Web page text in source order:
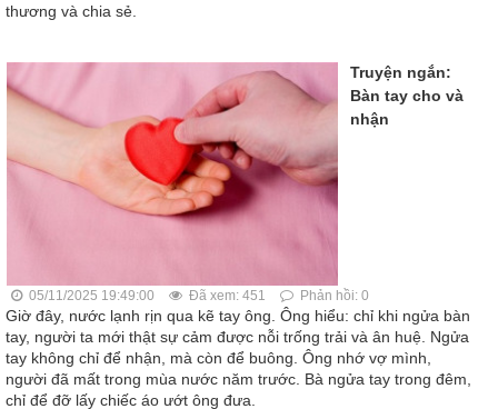
thương và chia sẻ.
Truyện ngắn:
Bàn tay cho và
nhận
05/11/2025 19:49:00 Đã xem: 451 Phản hồi: 0
Giờ đây, nước lạnh rịn qua kẽ tay ông. Ông hiểu: chỉ khi ngửa bàn
tay, người ta mới thật sự cảm được nỗi trống trải và ân huệ. Ngửa
tay không chỉ để nhận, mà còn để buông. Ông nhớ vợ mình,
người đã mất trong mùa nước năm trước. Bà ngửa tay trong đêm,
chỉ để đỡ lấy chiếc áo ướt ông đưa.